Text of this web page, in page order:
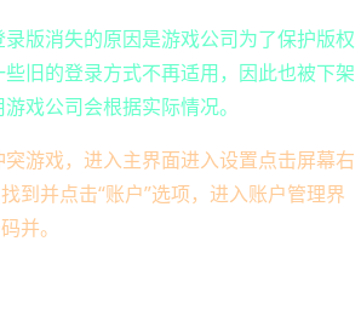
版消失的原因是游戏公司为了保护版权
旧的登录方式不再适用，因此也被下架
戏公司会根据实际情况。
游戏，进入主界面进入设置点击屏幕右
到并点击“账户”选项，进入账户管理界
并。